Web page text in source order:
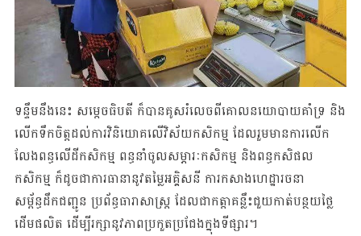
ទន្ទឹមនឹងនេះ សម្ដេចធិបតី ក៏បានគូសរំលេចពីគោលនយោបាយគាំទ្រ និង
លើកទឹកចិត្តដល់​ការ​វិនិយោគលើវិស័យកសិកម្ម ដែលរួមមានការលើក
លែងពន្ធលើដីកសិកម្ម ពន្ធនាំចូល​សម្ភារៈ​កសិកម្ម និងពន្ធកសិផល
កសិកម្ម ក៏ដូចជាការធានានូវតម្លៃអគ្គិសនី ការកសាង​ហេដ្ឋា​រចនា
សម្ព័ន្ធដឹកជញ្ជូន ប្រព័ន្ធធារាសាស្ត្រ ដែលជាកត្តាគន្លឹះជួយកាត់បន្ថយថ្លៃ
ដើមផលិត ដើម្បី​រក្សានូវភាពប្រកួតប្រជែងក្នុងទីផ្សារ។